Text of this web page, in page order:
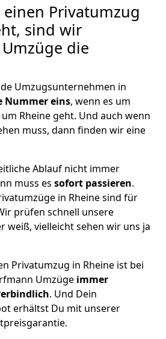
Privatumzug
sind wir
die
Umzugsunternehmen in
Nummer eins, wenn es um
Rheine geht. Und auch wenn
muss, dann finden wir eine
Ablauf nicht immer
muss es sofort passieren.
in Rheine sind für
prüfen schnell unsere
weiß, vielleicht sehen wir uns ja
Privatumzug in Rheine ist bei
Umzüge immer
. Und Dein
erhältst Du mit unserer